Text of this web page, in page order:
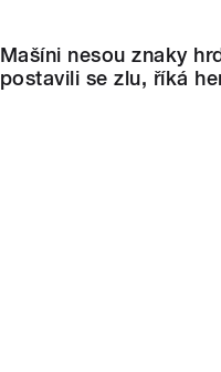
Mašíni nesou znaky
postavili se zlu, říká